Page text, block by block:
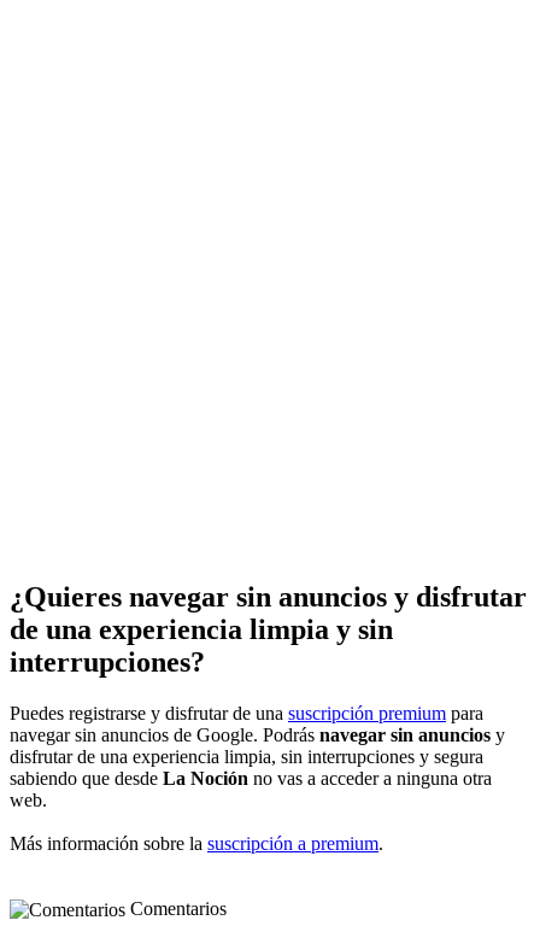
¿Quieres navegar sin anuncios y disfrutar
de una experiencia limpia y sin
interrupciones?
Puedes registrarse y disfrutar de una suscripción premium para
navegar sin anuncios de Google. Podrás navegar sin anuncios y
disfrutar de una experiencia limpia, sin interrupciones y segura
sabiendo que desde La Noción no vas a acceder a ninguna otra
web.
Más información sobre la suscripción a premium.
Comentarios